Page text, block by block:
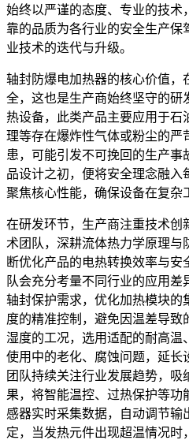
始终以严谨的态度、专业的技术
靠的品质为各行业的安全生产
业技术的迭代与升级。
轴封防爆电加热器的核心价值，
全，这也是生产商始终坚守的研
热设备，此类产品主要应用于石
理等存在爆炸性气体或粉尘的严
患，可能引发不可挽回的生产
品设计之初，便将安全理念融入
聚焦核心性能，确保设备在复杂
在研发环节，生产商注重技术创
术团队，深耕流体热力学原理与
断优化产品的电热转换效率与安
队会充分考量不同行业的应用
轴封保护需求，优化加热模块的
度的精准控制，避免因温差导致
湿度的工况，选用适配的耐高温
使用中的老化、腐蚀问题，延长
团队持续关注行业发展趋势，
果，将智能温控、过热保护等
感器实时采集数据，自动调节输
定，当发热元件出现超温情况时